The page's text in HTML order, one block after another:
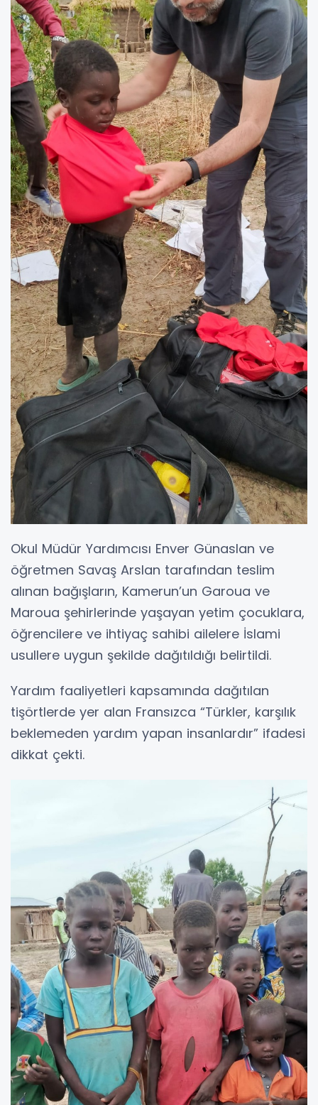
Okul Müdür Yardımcısı Enver Günaslan ve
öğretmen Savaş Arslan tarafından teslim
alınan bağışların, Kamerun’un Garoua ve
Maroua şehirlerinde yaşayan yetim çocuklara,
öğrencilere ve ihtiyaç sahibi ailelere İslami
usullere uygun şekilde dağıtıldığı belirtildi.
Yardım faaliyetleri kapsamında dağıtılan
tişörtlerde yer alan Fransızca “Türkler, karşılık
beklemeden yardım yapan insanlardır” ifadesi
dikkat çekti.